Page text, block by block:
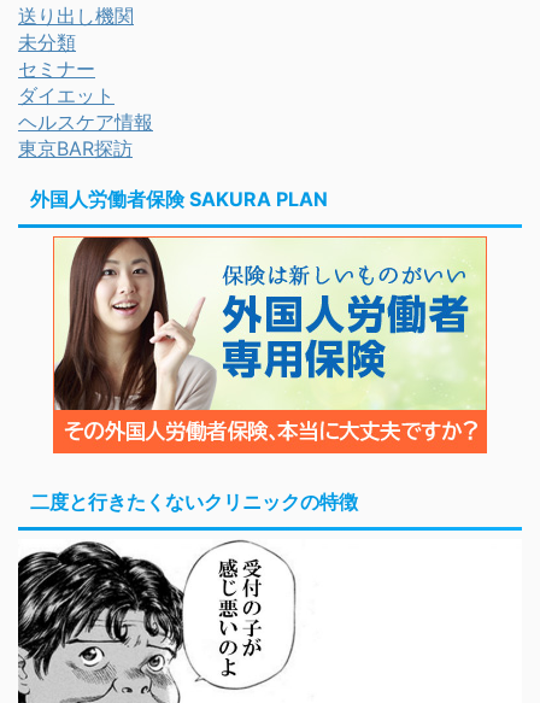
送り出し機関
未分類
セミナー
ダイエット
ヘルスケア情報
東京BAR探訪
外国人労働者保険 SAKURA PLAN
二度と行きたくないクリニックの特徴